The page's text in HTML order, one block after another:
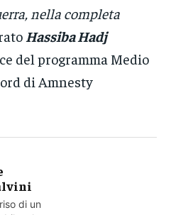
nella completa
Hassiba Hadj
del programma Medio
di Amnesty
di un